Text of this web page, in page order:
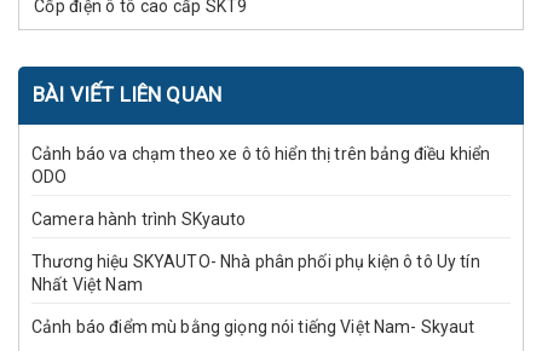
Cốp điện ô tô cao cấp SKT9
BÀI VIẾT LIÊN QUAN
Cảnh báo va chạm theo xe ô tô hiển thị trên bảng điều khiển
ODO
Camera hành trình SKyauto
Thương hiệu SKYAUTO- Nhà phân phối phụ kiện ô tô Uy tín
Nhất Việt Nam
Cảnh báo điểm mù bằng giọng nói tiếng Việt Nam- Skyaut